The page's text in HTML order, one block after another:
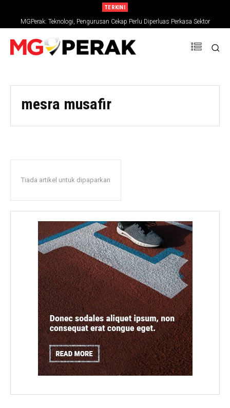
TERKINI
MGPerak: Teknologi, Pengurusan Cekap Perlu Diperluas Perkasa Sektor
Pertanian
mesra musafir
Tiada artikel untuk dipaparkan